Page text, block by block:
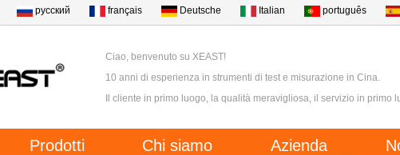
русский français Deutsche Italian português
Ciao, benvenuto su XEAST!
10 anni di esperienza in strumenti di test e misurazione in Cina.
Il cliente in primo luogo, la qualità meravigliosa, il servizio in primo
Prodotti Chi siamo Azienda